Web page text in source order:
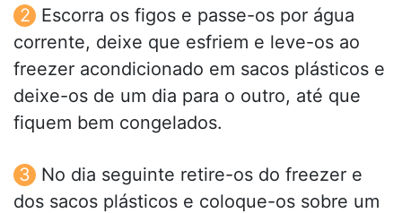
Escorra os figos e passe-os por água
corrente, deixe que esfriem e leve-os ao
freezer acondicionado em sacos plásticos e
deixe-os de um dia para o outro, até que
fiquem bem congelados.
No dia seguinte retire-os do freezer e
dos sacos plásticos e coloque-os sobre um